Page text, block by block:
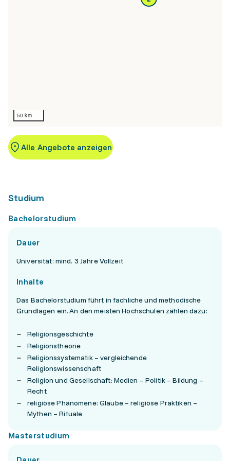
50 km
Alle Angebote anzeigen
Studium
Bachelorstudium
Dauer
Universität: mind. 3 Jahre Vollzeit
Inhalte
Das Bachelorstudium führt in fachliche und methodische
Grundlagen ein. An den meisten Hochschulen zählen dazu:
Religionsgeschichte
Religionstheorie
Religionssystematik – vergleichende
Religionswissenschaft
Religion und Gesellschaft: Medien – Politik – Bildung –
Recht
religiöse Phänomene: Glaube – religiöse Praktiken –
Mythen – Rituale
Masterstudium